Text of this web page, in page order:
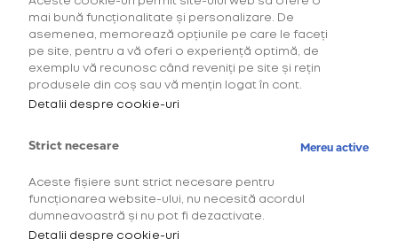
Gust intens de la primul
pânăla ultimul puf
mai bună funcționalitate și personalizare. De
asemenea, memorează opțiunile pe care le faceți
pe site, pentru a vă oferi o experiență optimă, de
exemplu vă recunosc când reveniți pe site și rețin
produsele din coș sau vă mențin logat în cont.
Detalii despre cookie-uri
Strict necesare Mereu active
Aceste fișiere sunt strict necesare pentru
funcționarea website-ului, nu necesită acordul
dumneavoastră și nu pot fi dezactivate.
Detalii despre cookie-uri